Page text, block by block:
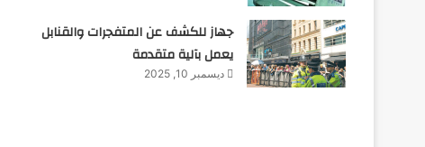
جهاز للكشف عن المتفجرات والقنابل
يعمل بآلية متقدمة
ديسمبر 10, 2025